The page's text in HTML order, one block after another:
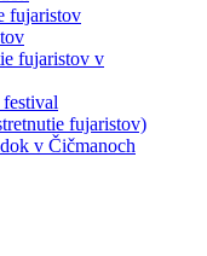
fujaristov
fujaristov v
fujaristov)
v Čičmanoch